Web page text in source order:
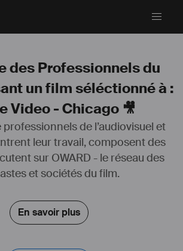
des Professionnels du
un film séléctionné à :
Video - Chicago 🎥
professionnels de l’audiovisuel et
leur travail, composent des
sur OWARD - le réseau des
et sociétés du film.
En savoir plus